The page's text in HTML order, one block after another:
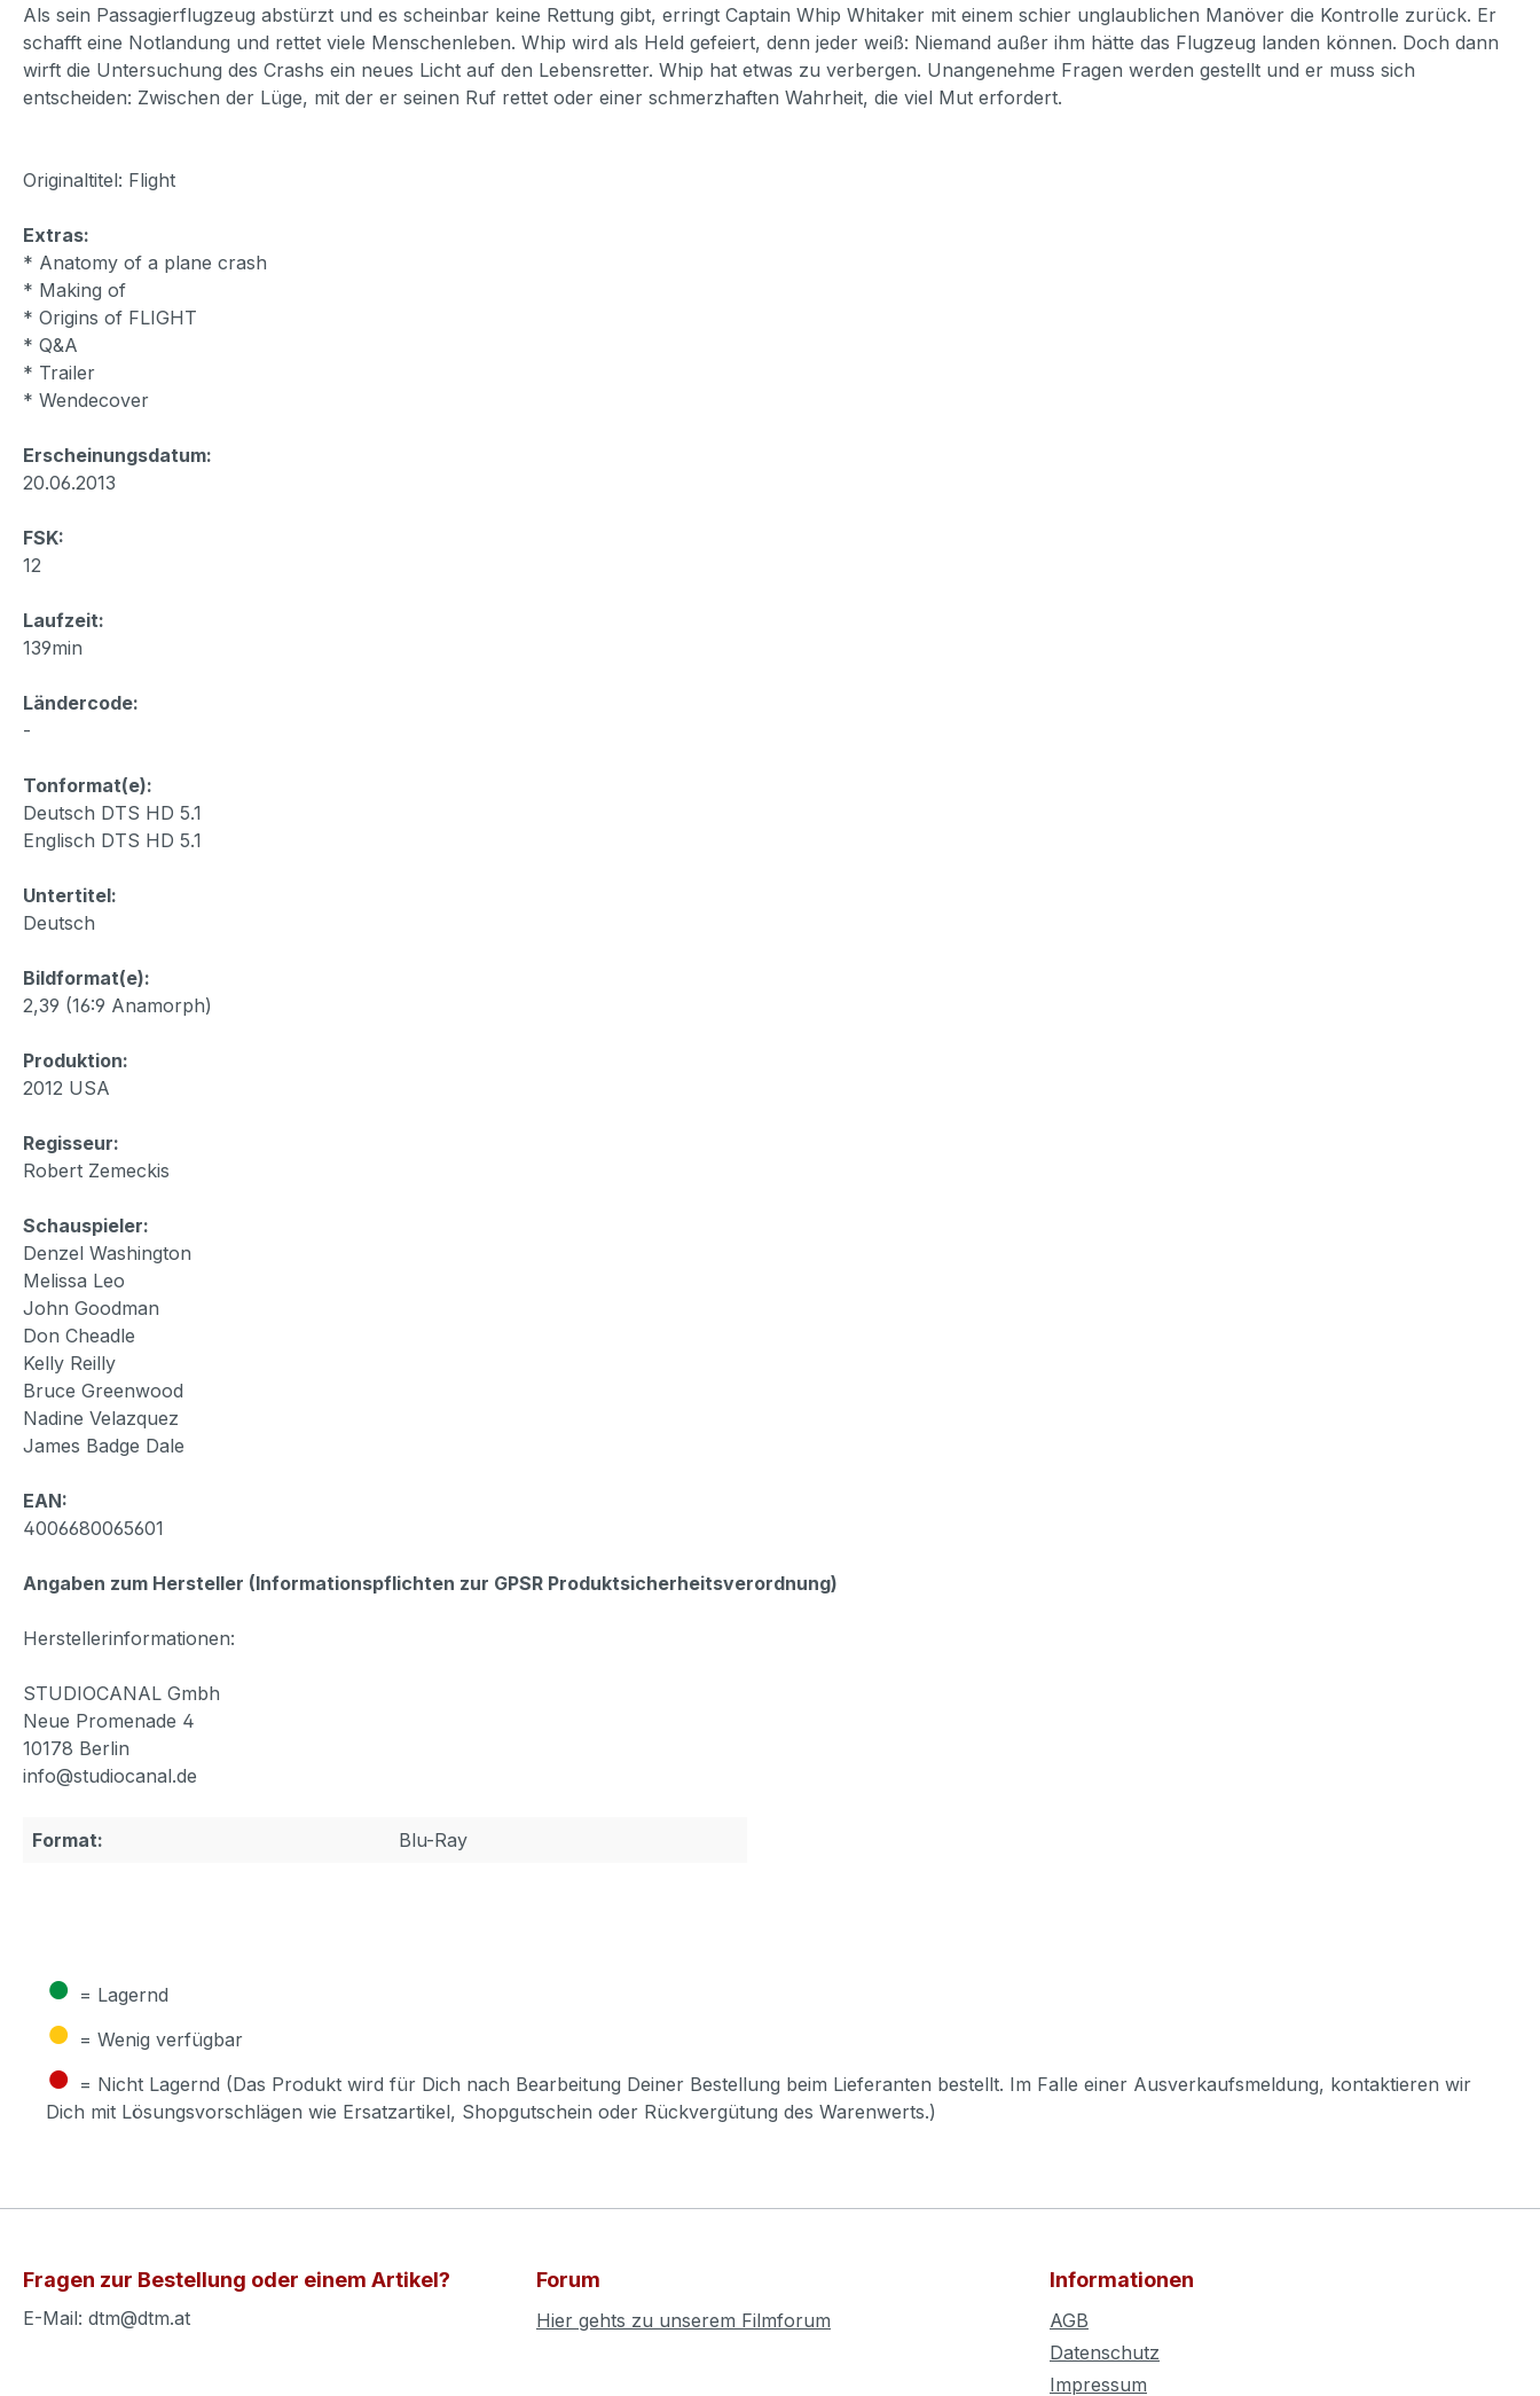
Als sein Passagierflugzeug abstürzt und es scheinbar keine Rettung gibt, erringt Captain Whip Whitaker mit einem schier unglaublichen Manöver die Kontrolle zurück. Er
schafft eine Notlandung und rettet viele Menschenleben. Whip wird als Held gefeiert, denn jeder weiß: Niemand außer ihm hätte das Flugzeug landen können. Doch dann
wirft die Untersuchung des Crashs ein neues Licht auf den Lebensretter. Whip hat etwas zu verbergen. Unangenehme Fragen werden gestellt und er muss sich
entscheiden: Zwischen der Lüge, mit der er seinen Ruf rettet oder einer schmerzhaften Wahrheit, die viel Mut erfordert.
Originaltitel: Flight
Extras:
* Anatomy of a plane crash
* Making of
* Origins of FLIGHT
* Q&A
* Trailer
* Wendecover
Erscheinungsdatum:
20.06.2013
FSK:
12
Laufzeit:
139min
Ländercode:
-
Tonformat(e):
Deutsch DTS HD 5.1
Englisch DTS HD 5.1
Untertitel:
Deutsch
Bildformat(e):
2,39 (16:9 Anamorph)
Produktion:
2012 USA
Regisseur:
Robert Zemeckis
Schauspieler:
Denzel Washington
Melissa Leo
John Goodman
Don Cheadle
Kelly Reilly
Bruce Greenwood
Nadine Velazquez
James Badge Dale
EAN:
4006680065601
Angaben zum Hersteller (Informationspflichten zur GPSR Produktsicherheitsverordnung)
Herstellerinformationen:
STUDIOCANAL Gmbh
Neue Promenade 4
10178 Berlin
info@studiocanal.de
Format: Blu-Ray
● = Lagernd
● = Wenig verfügbar
● = Nicht Lagernd (Das Produkt wird für Dich nach Bearbeitung Deiner Bestellung beim Lieferanten bestellt. Im Falle einer Ausverkaufsmeldung, kontaktieren wir
Dich mit Lösungsvorschlägen wie Ersatzartikel, Shopgutschein oder Rückvergütung des Warenwerts.)
Fragen zur Bestellung oder einem Artikel?
E-Mail: dtm@dtm.at
Forum
Hier gehts zu unserem Filmforum
Informationen
AGB
Datenschutz
Impressum